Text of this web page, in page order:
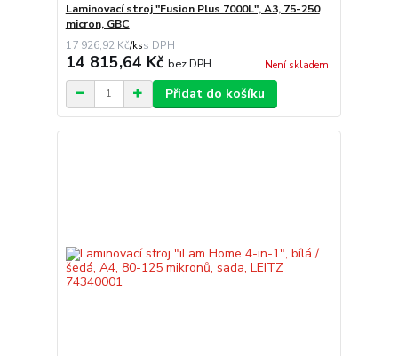
Laminovací stroj "Fusion Plus 7000L", A3, 75-250
micron, GBC
17 926,92 Kč/ks
14 815,64 Kč bez DPH Není skladem
Přidat do košíku